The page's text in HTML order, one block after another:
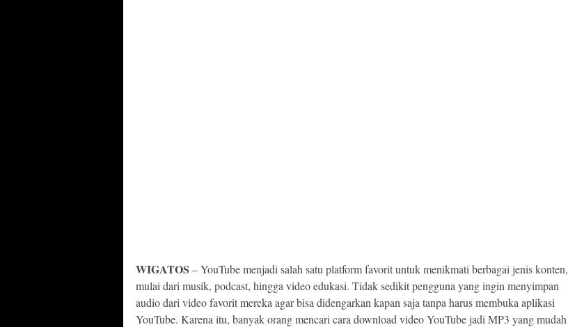
WIGATOS – YouTube menjadi salah satu platform favorit untuk menikmati berbagai jenis konten,
mulai dari musik, podcast, hingga video edukasi. Tidak sedikit pengguna yang ingin menyimpan
audio dari video favorit mereka agar bisa didengarkan kapan saja tanpa harus membuka aplikasi
YouTube. Karena itu, banyak orang mencari cara download video YouTube jadi MP3 yang mudah